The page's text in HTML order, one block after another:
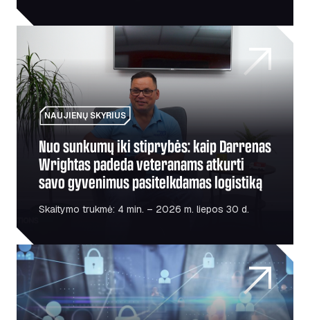
Nuo sunkumų iki stiprybės: kaip Darrenas Wrightas
NAUJIENŲ SKYRIUS
Nuo sunkumų iki stiprybės: kaip Darrenas
Wrightas padeda veteranams atkurti
savo gyvenimus pasitelkdamas logistiką
Skaitymo trukmė: 4 min. – 2026 m. liepos 30 d.
Ar jūsų transporto parkas yra pavojuje? Saugumo